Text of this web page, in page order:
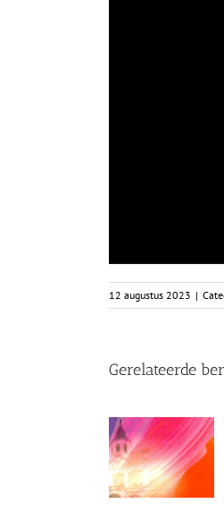
12 augustus 2023 |
Gerelateerde